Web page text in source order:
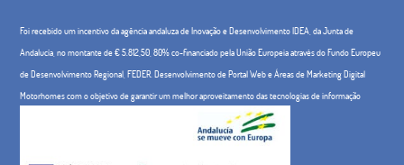
Foi recebido um incentivo da agência andaluza de Inovação e Desenvolvimento IDEA, da Junta de
Andalucía, no montante de € 5.812,50, 80% co-financiado pela União Europeia através do Fundo Europeu
de Desenvolvimento Regional, FEDER. Desenvolvimento de Portal Web e Áreas de Marketing Digital
Motorhomes com o objetivo de garantir um melhor aproveitamento das tecnologias de informação